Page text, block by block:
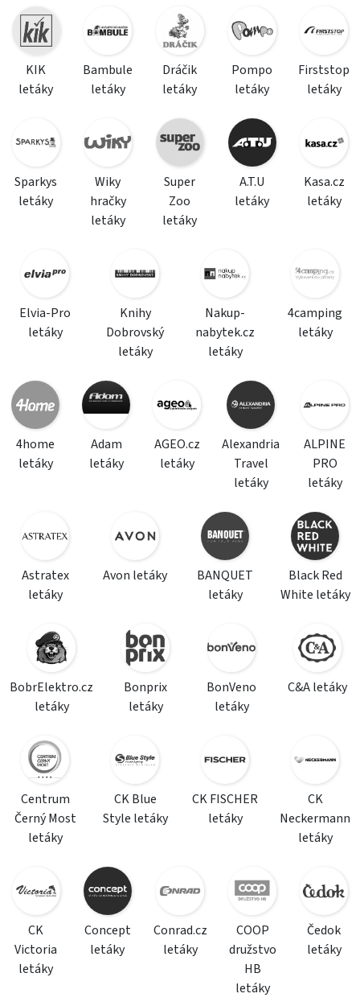
KIK
letáky
Bambule
letáky
Dráčik
letáky
Pompo
letáky
Firststop
letáky
Sparkys
letáky
Wiky
hračky
letáky
Super
Zoo
letáky
A.T.U
letáky
Kasa.cz
letáky
Elvia-Pro
letáky
Knihy
Dobrovský
letáky
Nakup-
nabytek.cz
letáky
4camping
letáky
4home
letáky
Adam
letáky
AGEO.cz
letáky
Alexandria
Travel
letáky
ALPINE
PRO
letáky
Astratex
letáky
Avon letáky
BANQUET
letáky
Black Red
White letáky
BobrElektro.cz
letáky
Bonprix
letáky
BonVeno
letáky
C&A letáky
Centrum
Černý Most
letáky
CK Blue
Style letáky
CK FISCHER
letáky
CK
Neckermann
letáky
CK
Victoria
letáky
Concept
letáky
Conrad.cz
letáky
COOP
družstvo
HB
letáky
Čedok
letáky